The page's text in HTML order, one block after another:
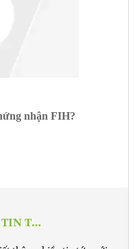
nhận FIH?
CẬP NHẬT TIN TỨC MỚI